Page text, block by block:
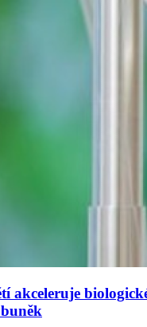
akceleruje